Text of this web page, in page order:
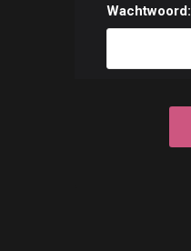
Wachtwoord: